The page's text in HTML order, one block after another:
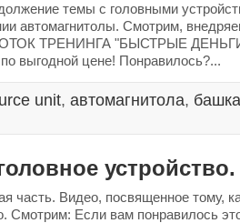
темы с головными
автомагнитолы. Смотрим,
ТРЕНИНГА "БЫСТРЫЕ ДЕНЬГИ
выгодной цене! Понравилось?...
unit, автомагнитола, башка
часть. Видео, посвященное тому,
Смотрим: Если вам понравилось